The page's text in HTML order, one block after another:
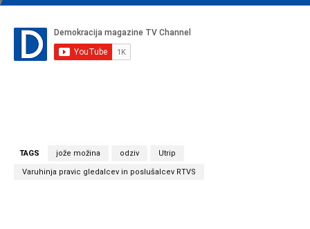
TAGS jože možina odziv Utrip
Varuhinja pravic gledalcev in poslušalcev RTVS